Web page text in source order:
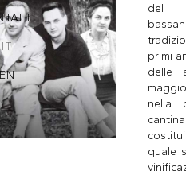
IT
EN
del
primi
delle
nella
quale